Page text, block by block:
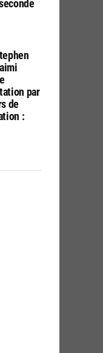
par
de
: